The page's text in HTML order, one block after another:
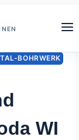
BOHRWERK
WI